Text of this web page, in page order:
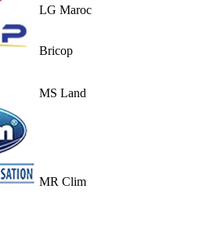
LG Maroc
Bricop
MS Land
MR Clim